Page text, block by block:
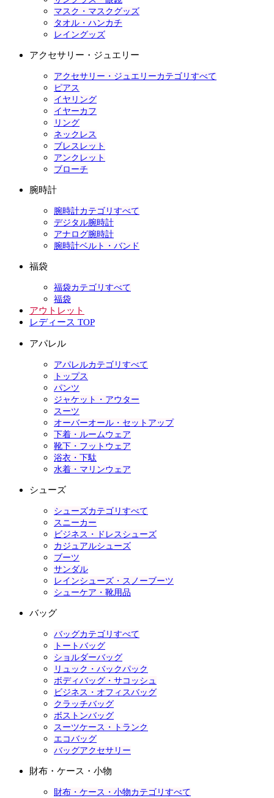
マスク・マスクグッズ
タオル・ハンカチ
レイングッズ
アクセサリー・ジュエリー
アクセサリー・ジュエリーカテゴリすべて
ピアス
イヤリング
イヤーカフ
リング
ネックレス
ブレスレット
アンクレット
ブローチ
腕時計
腕時計カテゴリすべて
デジタル腕時計
アナログ腕時計
腕時計ベルト・バンド
福袋
福袋カテゴリすべて
福袋
アウトレット
レディース TOP
アパレル
アパレルカテゴリすべて
トップス
パンツ
ジャケット・アウター
スーツ
オーバーオール・セットアップ
下着・ルームウェア
靴下・フットウェア
浴衣・下駄
水着・マリンウェア
シューズ
シューズカテゴリすべて
スニーカー
ビジネス・ドレスシューズ
カジュアルシューズ
ブーツ
サンダル
レインシューズ・スノーブーツ
シューケア・靴用品
バッグ
バッグカテゴリすべて
トートバッグ
ショルダーバッグ
リュック・バックパック
ボディバッグ・サコッシュ
ビジネス・オフィスバッグ
クラッチバッグ
ボストンバッグ
スーツケース・トランク
エコバッグ
バッグアクセサリー
財布・ケース・小物
財布・ケース・小物カテゴリすべて